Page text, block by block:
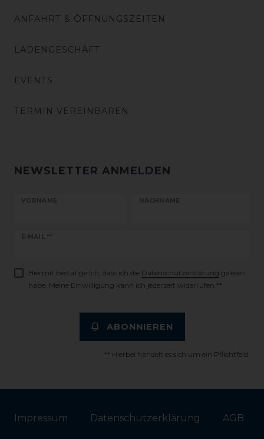
ANFAHRT & ÖFFNUNGSZEITEN
LADENGESCHÄFT
EVENTS
TERMIN VEREINBAREN
NEWSLETTER ANMELDEN
VORNAME NACHNAME
E-MAIL **
Newsletter
Hiermit bestätige ich, dass ich die Daten­schutz­erklärung gelesen
habe. Meine Einwilligung kann ich jederzeit widerrufen.**
ABONNIEREN
** Hierbei handelt es sich um ein Pflichtfeld.
Impressum Daten­schutz­erklärung AGB